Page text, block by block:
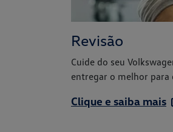
Revisão
Cuide do seu
entregar o melhor para
Clique e saiba mais